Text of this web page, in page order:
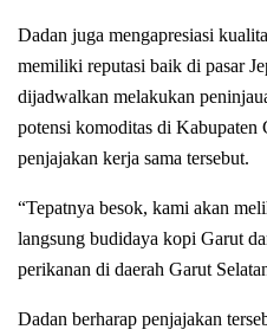
Dadan juga mengapresiasi
memiliki reputasi baik di pasar
dijadwalkan melakukan
potensi komoditas di Kabupaten
penjajakan kerja sama tersebut.
“Tepatnya besok, kami akan
langsung budidaya kopi Garut
perikanan di daerah Garut
Dadan berharap penjajakan